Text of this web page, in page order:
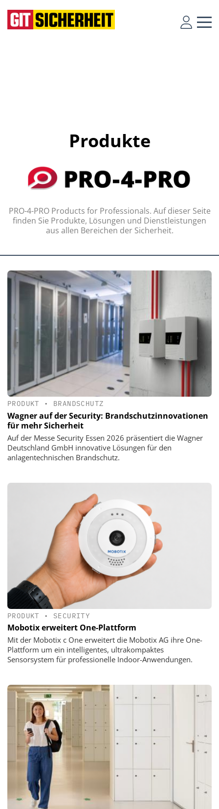
Produkte
PRO-4-PRO Products for Professionals. Auf dieser Seite
finden Sie Produkte, Lösungen und Dienstleistungen
aus allen Bereichen der Sicherheit.
PRODUKT • BRANDSCHUTZ
Wagner auf der Security: Brandschutzinnovationen
für mehr Sicherheit
Auf der Messe Security Essen 2026 präsentiert die Wagner
Deutschland GmbH innovative Lösungen für den
anlagentechnischen Brandschutz.
PRODUKT • SECURITY
Mobotix erweitert One-Plattform
Mit der Mobotix c One erweitert die Mobotix AG ihre One-
Plattform um ein intelligentes, ultrakompaktes
Sensorsystem für professionelle Indoor-Anwendungen.